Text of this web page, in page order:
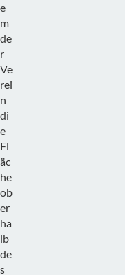
e
m
de
r
Ve
rei
n
di
e
Fl
äc
he
ob
er
ha
lb
de
s